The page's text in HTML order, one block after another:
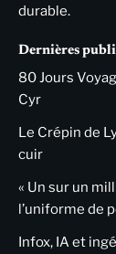
durable.
Dernières
80 Jours
Cyr
Le Crépin de
cuir
« Un sur un
l’uniforme de
Infox, IA et